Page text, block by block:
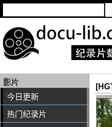
影片
今日更新
热门纪录片